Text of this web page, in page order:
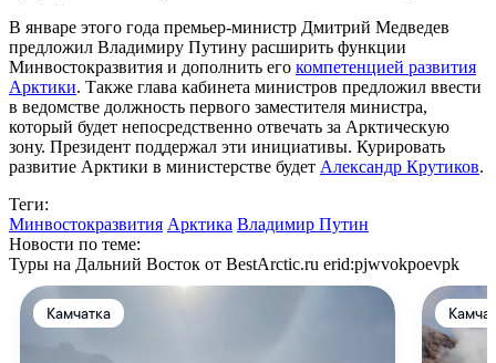
В январе этого года премьер-министр Дмитрий Медведев
предложил Владимиру Путину расширить функции
Минвостокразвития и дополнить его компетенцией развития
Арктики. Также глава кабинета министров предложил ввести
в ведомстве должность первого заместителя министра,
который будет непосредственно отвечать за Арктическую
зону. Президент поддержал эти инициативы. Курировать
развитие Арктики в министерстве будет Александр Крутиков.
Теги:
Минвостокразвития Арктика Владимир Путин
Новости по теме:
Туры на Дальний Восток от BestArctic.ru erid:pjwvokpoevpk